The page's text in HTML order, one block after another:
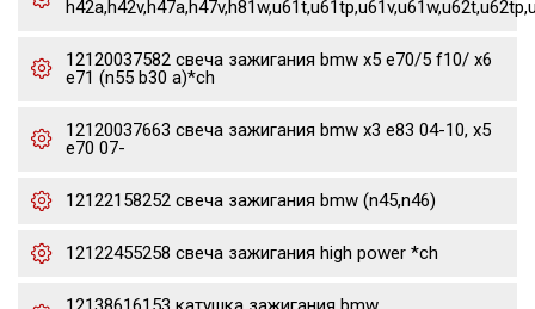
12120037582 свеча зажигания bmw x5 e70/5 f10/ x6
e71 (n55 b30 a)*ch
12120037663 свеча зажигания bmw x3 e83 04-10, x5
e70 07-
12122158252 свеча зажигания bmw (n45,n46)
12122455258 свеча зажигания high power *ch